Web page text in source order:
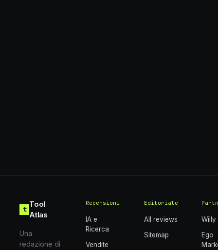
t
Tool
Atlas
Una
redazione di
Recensioni
IA e
Ricerca
Vendite
Editoriale
All reviews
Sitemap
Willy
Ego